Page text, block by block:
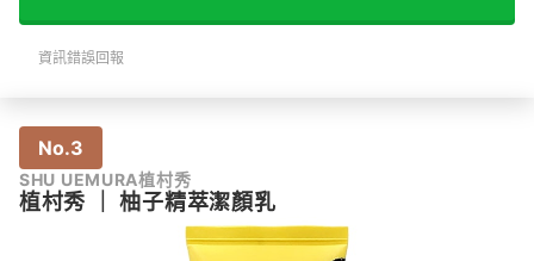
資訊錯誤回報
No.3
SHU UEMURA植村秀
植村秀 ｜柚子精萃潔顏乳